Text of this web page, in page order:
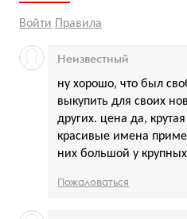
Войти Правила
ну хорошо, что был
выкупить для своих
других. цена да,
красивые имена
них большой у
Неизвестный
Пожаловаться